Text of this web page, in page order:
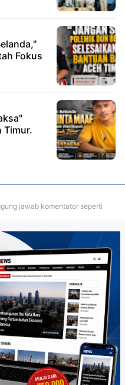
Fokus
Timur.
jawab komentator seperti